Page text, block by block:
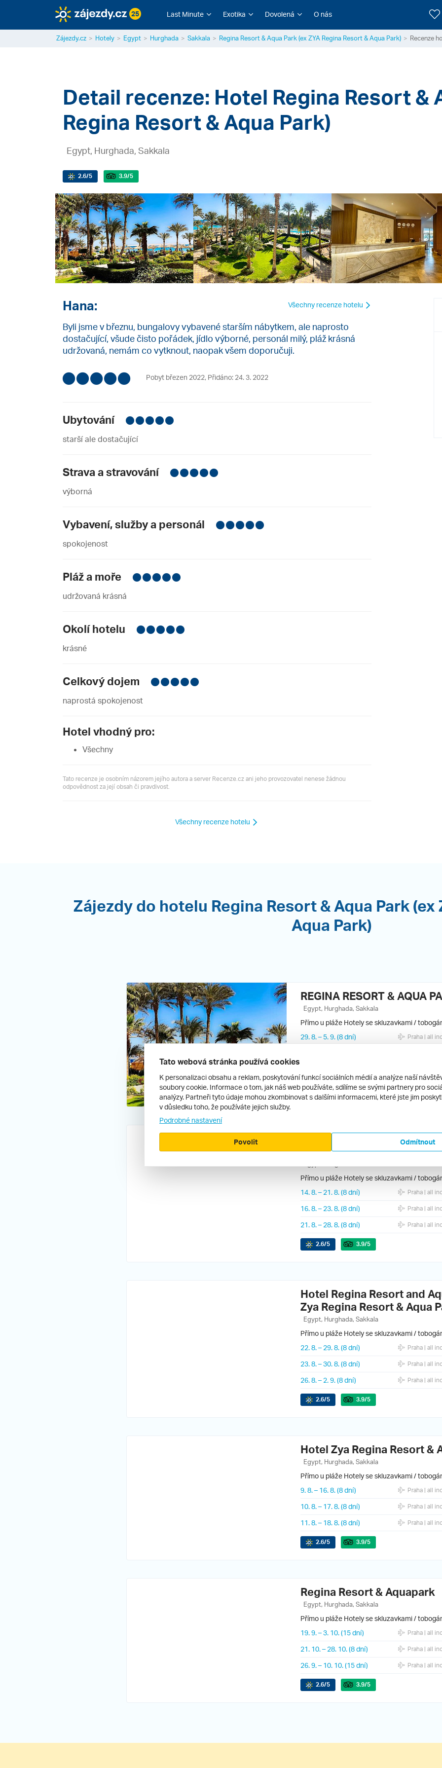
25 Last Minute Exotika Dovolená O nás
Zájezdy.cz Hotely Egypt Hurghada Sakkala Regina Resort & Aqua Park (ex ZYA Regina Resort & Aqua Park)
Detail recenze: Hotel Regina Resort &
Regina Resort & Aqua Park)
Egypt, Hurghada, Sakkala
2.6/5 3.9/5
Všechny recenze hotelu
Hana:
Byli jsme v březnu, bungalovy vybavené starším nábytkem, ale naprosto
dostačující, všude čisto pořádek, jídlo výborné, personál milý, pláž krásná
udržovaná, nemám co vytknout, naopak všem doporučuji.
Pobyt březen 2022, Přidáno: 24. 3. 2022
Ubytování
starší ale dostačující
Strava a stravování
výborná
Vybavení, služby a personál
spokojenost
Pláž a moře
udržovaná krásná
Okolí hotelu
krásné
Celkový dojem
naprostá spokojenost
Hotel vhodný pro:
Všechny
Tato recenze je osobním názorem jejího autora a server Recenze.cz ani jeho provozovatel nenese žádnou
odpovědnost za její obsah či pravdivost.
Všechny recenze hotelu
Zájezdy do hotelu Regina Resort & Aqua Park (ex
Aqua Park)
REGINA RESORT & AQUA
Egypt, Hurghada, Sakkala
Přímo u pláže Hotely se skluzavkami /
29. 8.– 5. 9.(8 dní) Praha| all
2.6/5 3.9/5
Regina Resort and
Regina Resort and
Přímo u pláže Hotely se skluzavkami /
14. 8.– 21. 8.(8 dní) Praha| all
16. 8.– 23. 8.(8 dní) Praha| all
21. 8.– 28. 8.(8 dní) Praha| all
2.6/5 3.9/5
Hotel Regina Resort and
Zya Regina Resort & Aqua
Egypt, Hurghada, Sakkala
Přímo u pláže Hotely se skluzavkami /
22. 8.– 29. 8.(8 dní) Praha| all
23. 8.–30. 8.(8 dní) Praha| all
26. 8.– 2. 9.(8 dní) Praha| all
2.6/5 3.9/5
Hotel Zya Regina Resort &
Egypt, Hurghada, Sakkala
Přímo u pláže Hotely se skluzavkami /
9. 8.– 16. 8.(8 dní) Praha| all
10. 8.– 17. 8.(8 dní) Praha| all
11. 8.– 18. 8.(8 dní) Praha| all
2.6/5 3.9/5
Regina Resort & Aquapark
Egypt, Hurghada, Sakkala
Přímo u pláže Hotely se skluzavkami /
19. 9.–3. 10.(15 dní) Praha| all
21. 10.– 28. 10.(8 dní) Praha| all
26. 9.– 10. 10.(15 dní) Praha| all
2.6/5 3.9/5
Tato webová stránka používá cookies
K personalizaci obsahu a reklam, poskytování funkcí sociálních médií a analýze naší
soubory cookie. Informace o tom, jak náš web používáte, sdílíme se svými partnery pro
analýzy. Partneři tyto údaje mohou zkombinovat s dalšími informacemi, které jste jim
v důsledku toho, že používáte jejich služby.
Podrobné nastavení
Odmítnout
Povolit